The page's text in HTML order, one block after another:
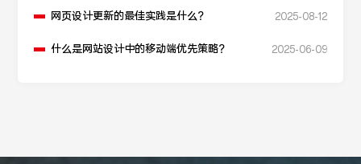
网页设计更新的最佳实践是什么？ 2025-08-12
什么是网站设计中的移动端优先策略？ 2025-06-09